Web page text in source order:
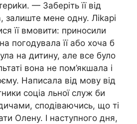
— Заберіть її від
залиште мене одну. Ліkарі
її вмовити: приносили
погодувала її або хоча б
на дитину, але все було
вона не пом’якшала і
Написала від мову від
соціа льної служ би
сподіваючись, що ті
Олену. І наступного дня,